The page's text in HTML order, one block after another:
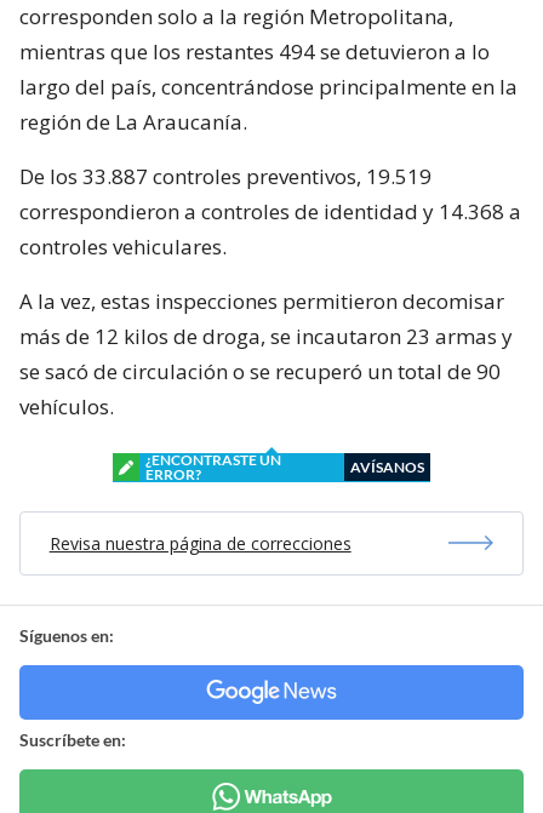
corresponden solo a la región Metropolitana,
mientras que los restantes 494 se detuvieron a lo
largo del país, concentrándose principalmente en la
región de La Araucanía.
De los 33.887 controles preventivos, 19.519
correspondieron a controles de identidad y 14.368 a
controles vehiculares.
A la vez, estas inspecciones permitieron decomisar
más de 12 kilos de droga, se incautaron 23 armas y
se sacó de circulación o se recuperó un total de 90
vehículos.
¿ENCONTRASTE UN
ERROR?
AVÍSANOS
Revisa nuestra página de correcciones
Síguenos en:
Suscríbete en: